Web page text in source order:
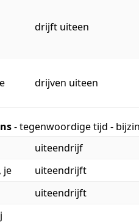
drijft uiteen
drijven uiteen
- tegenwoordige tijd -
uiteendrijf
je
uiteendrijft
uiteendrijft